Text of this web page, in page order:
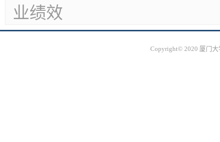
业绩效
Copyright© 2020 厦门大